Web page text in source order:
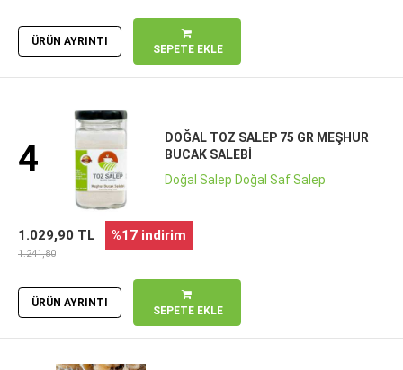
ÜRÜN AYRINTI
SEPETE EKLE
4
DOĞAL TOZ SALEP 75 GR MEŞHUR
BUCAK SALEBI
Doğal Salep Doğal Saf Salep
1.029,90 TL %17 indirim
1.241,80
ÜRÜN AYRINTI
SEPETE EKLE